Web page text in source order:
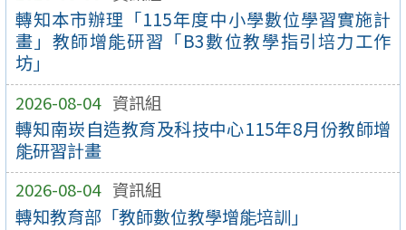
轉知本市辦理「115年度中小學數位學習實施計
畫」教師增能研習「B3數位教學指引培力工作
坊」
2026-08-04 資訊組
轉知南崁自造教育及科技中心115年8月份教師增
能研習計畫
2026-08-04 資訊組
轉知教育部「教師數位教學增能培訓」